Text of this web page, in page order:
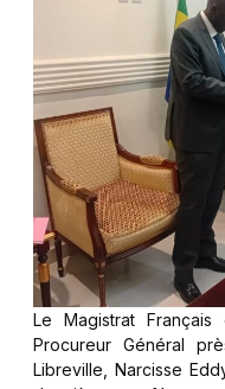
Le Magistrat
Procureur Général
Libreville, Narcisse